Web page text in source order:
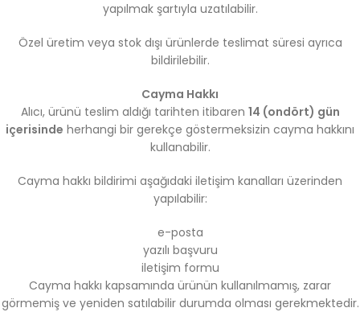
yapılmak şartıyla uzatılabilir.
Özel üretim veya stok dışı ürünlerde teslimat süresi ayrıca
bildirilebilir.
Cayma Hakkı
Alıcı, ürünü teslim aldığı tarihten itibaren 14 (ondört) gün
içerisinde herhangi bir gerekçe göstermeksizin cayma hakkını
kullanabilir.
Cayma hakkı bildirimi aşağıdaki iletişim kanalları üzerinden
yapılabilir:
e-posta
yazılı başvuru
iletişim formu
Cayma hakkı kapsamında ürünün kullanılmamış, zarar
görmemiş ve yeniden satılabilir durumda olması gerekmektedir.